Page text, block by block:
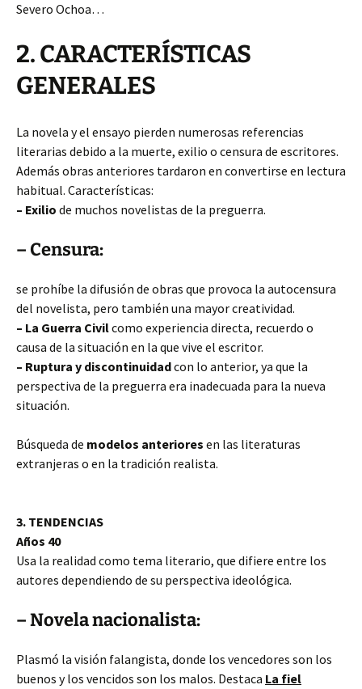
Severo Ochoa…
2. CARACTERÍSTICAS
GENERALES
La novela y el ensayo pierden numerosas referencias
literarias debido a la muerte, exilio o censura de escritores.
Además obras anteriores tardaron en convertirse en lectura
habitual. Características:
– Exilio de muchos novelistas de la preguerra.
– Censura:
se prohíbe la difusión de obras que provoca la autocensura
del novelista, pero también una mayor creatividad.
– La Guerra Civilcomo experiencia directa, recuerdo o
causa de la situación en la que vive el escritor.
– Ruptura y discontinuidadcon lo anterior, ya que la
perspectiva de la preguerra era inadecuada para la nueva
situación.
Búsqueda de modelos anteriores en las literaturas
extranjeras o en la tradición realista.
3. TENDENCIAS
Años 40
Usa la realidad como tema literario, que difiere entre los
autores dependiendo de su perspectiva ideológica.
– Novela nacionalista:
Plasmó la visión falangista, donde los vencedores son los
buenos y los vencidos son los malos. Destaca La fiel